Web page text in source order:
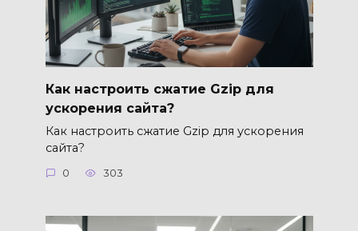
Как настроить сжатие Gzip для
ускорения сайта?
Как настроить сжатие Gzip для ускорения
сайта?
0 303